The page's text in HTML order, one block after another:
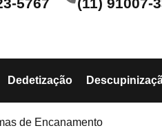
Dedetização
de Encanamento